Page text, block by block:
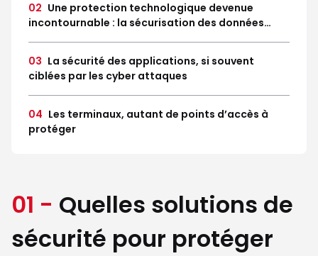
02 Une protection technologique devenue
incontournable : la sécurisation des données…
03 La sécurité des applications, si souvent
ciblées par les cyber attaques
04 Les terminaux, autant de points d’accès à
protéger
01 - Quelles solutions de
sécurité pour protéger